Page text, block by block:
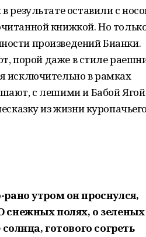
результате оставили с
книжкой. Но
произведений Бианки.
порой даже в стиле
исключительно в рамках
с лешими и Бабой
из жизни куропачьего
утром он проснулся,
снежных полях, о зеленых
готового согреть